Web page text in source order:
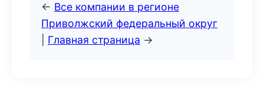
← Все компании в регионе
Приволжский федеральный округ
Главная страница →